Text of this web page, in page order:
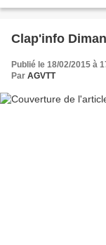
Clap'info
Publié le 18/02/2015 à
Par AGVTT